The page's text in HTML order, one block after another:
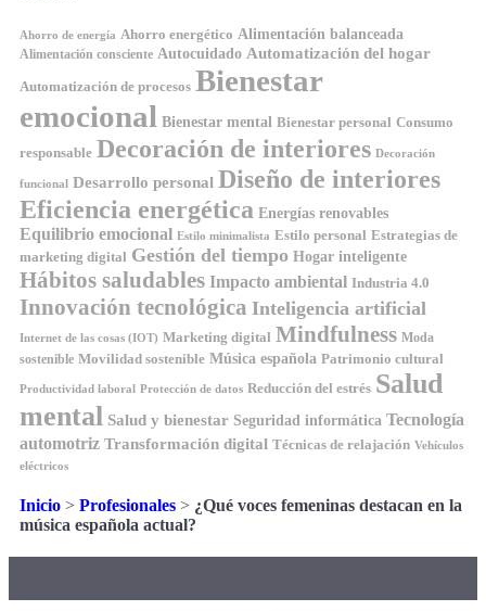
Ahorro de energía Ahorro energético Alimentación balanceada
Alimentación consciente Autocuidado Automatización del hogar
Automatización de procesos Bienestar
emocional Bienestar mental Bienestar personal Consumo
responsable Decoración de interiores Decoración
funcional Desarrollo personal Diseño de interiores
Eficiencia energética Energías renovables
Equilibrio emocional Estilo minimalista Estilo personal Estrategias de
marketing digital Gestión del tiempo Hogar inteligente
Hábitos saludables Impacto ambiental Industria 4.0
Innovación tecnológica Inteligencia artificial
Internet de las cosas (IOT) Marketing digital Mindfulness Moda
sostenible Movilidad sostenible Música española Patrimonio cultural
Productividad laboral Protección de datos Reducción del estrés Salud
mental Salud y bienestar Seguridad informática Tecnología
automotriz Transformación digital Técnicas de relajación Vehículos
eléctricos
Inicio > Profesionales > ¿Qué voces femeninas destacan en la
música española actual?